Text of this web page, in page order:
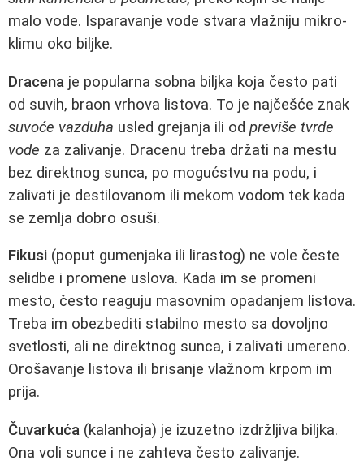
malo vode. Isparavanje vode stvara vlažniju mikro-
klimu oko biljke.
Dracena je popularna sobna biljka koja često pati
od suvih, braon vrhova listova. To je najčešće znak
suvoće vazduha usled grejanja ili od previše tvrde
vode za zalivanje. Dracenu treba držati na mestu
bez direktnog sunca, po mogućstvu na podu, i
zalivati je destilovanom ili mekom vodom tek kada
se zemlja dobro osuši.
Fikusi (poput gumenjaka ili lirastog) ne vole česte
selidbe i promene uslova. Kada im se promeni
mesto, često reaguju masovnim opadanjem listova.
Treba im obezbediti stabilno mesto sa dovoljno
svetlosti, ali ne direktnog sunca, i zalivati umereno.
Orošavanje listova ili brisanje vlažnom krpom im
prija.
Čuvarkuća (kalanhoja) je izuzetno izdržljiva biljka.
Ona voli sunce i ne zahteva često zalivanje.